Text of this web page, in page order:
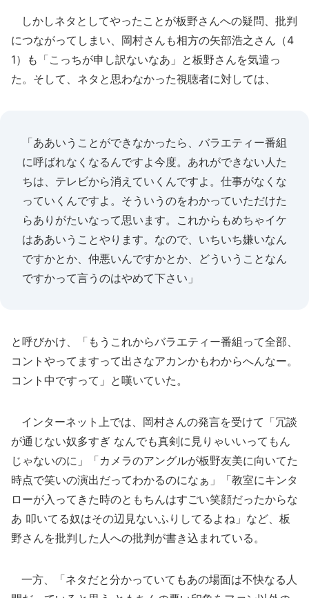
しかしネタとしてやったことが板野さんへの疑問、批判
につながってしまい、岡村さんも相方の矢部浩之さん（4
1）も「こっちが申し訳ないなあ」と板野さんを気遣っ
た。そして、ネタと思わなかった視聴者に対しては、
「ああいうことができなかったら、バラエティー番組
に呼ばれなくなるんですよ今度。あれができない人た
ちは、テレビから消えていくんですよ。仕事がなくな
っていくんですよ。そういうのをわかっていただけた
らありがたいなって思います。これからもめちゃイケ
はああいうことやります。なので、いちいち嫌いなん
ですかとか、仲悪いんですかとか、どういうことなん
ですかって言うのはやめて下さい」
と呼びかけ、「もうこれからバラエティー番組って全部、
コントやってますって出さなアカンかもわからへんなー。
コント中ですって」と嘆いていた。
インターネット上では、岡村さんの発言を受けて「冗談
が通じない奴多すぎ なんでも真剣に見りゃいいってもん
じゃないのに」「カメラのアングルが板野友美に向いてた
時点で笑いの演出だってわかるのになぁ」「教室にキンタ
ローが入ってきた時のともちんはすごい笑顔だったからな
あ 叩いてる奴はその辺見ないふりしてるよね」など、板
野さんを批判した人への批判が書き込まれている。
一方、「ネタだと分かっていてもあの場面は不快なる人